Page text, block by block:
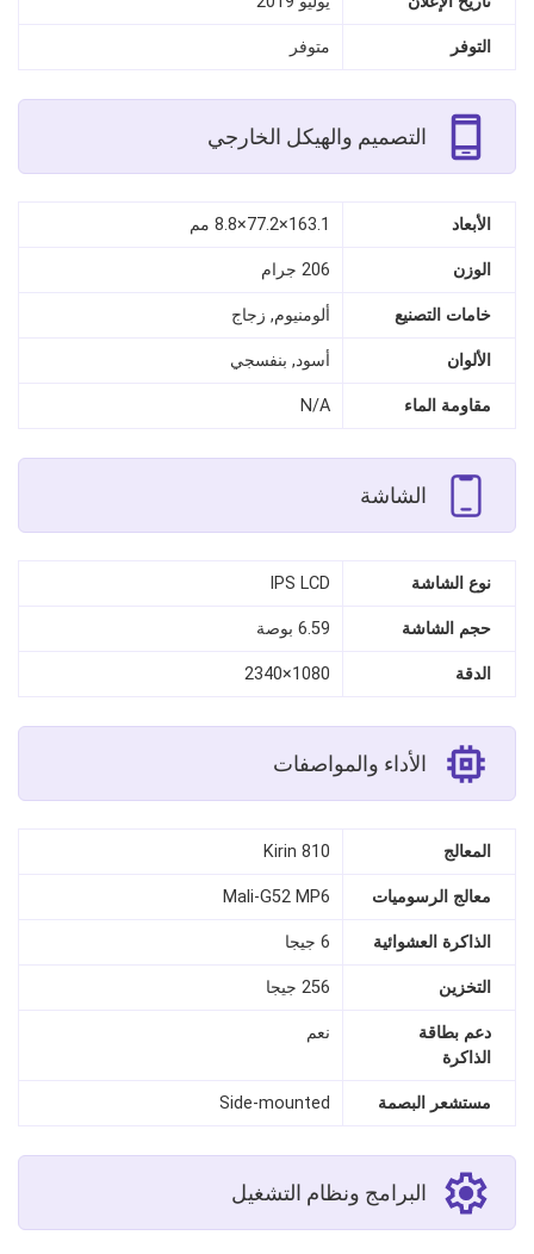
التوفر متوفر
التصميم والهيكل الخارجي
الأبعاد 163.1×77.2×8.8 مم
الوزن 206 جرام
خامات التصنيع ألومنيوم, زجاج
الألوان أسود, بنفسجي
مقاومة الماء N/A
الشاشة
نوع الشاشة IPS LCD
حجم الشاشة 6.59 بوصة
الدقة 1080×2340
الأداء والمواصفات
المعالج Kirin 810
معالج الرسوميات Mali-G52 MP6
الذاكرة العشوائية 6 جيجا
التخزين 256 جيجا
دعم بطاقة
الذاكرة
نعم
مستشعر البصمة Side-mounted
البرامج ونظام التشغيل